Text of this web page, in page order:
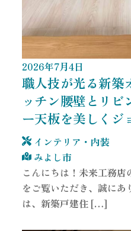
2026年7月4日
職人技が光る新築
ッチン腰壁とリビ
ー天板を美しくジ
インテリア・内装
みよし市
こんにちは！未来工務
をご覧いただき、誠に
は、新築戸建住 […]